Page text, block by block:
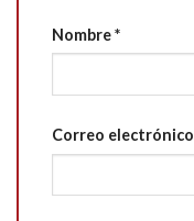
Nombre*
Correo electrónico